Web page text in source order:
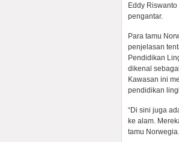
Eddy
pengantar.
Para tamu
penjelasan
Pendidikan
dikenal
Kawasan ini
pendidikan
“Di sini juga
ke alam.
tamu Norwegia.